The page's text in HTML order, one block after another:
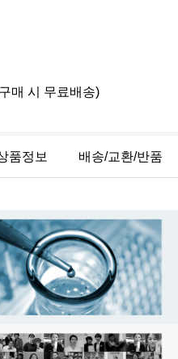
매 시 무료배송)
품정보 배송/교환/반품